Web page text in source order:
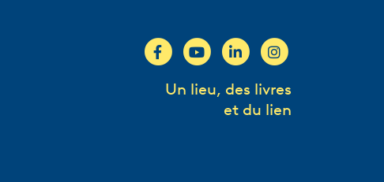
Un lieu, des livres
et du lien